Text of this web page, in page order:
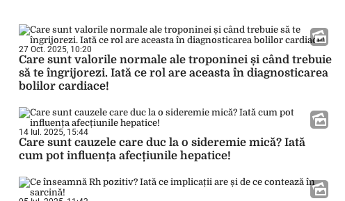
27 Oct. 2025, 10:20
Care sunt valorile normale ale troponinei și când trebuie
să te îngrijorezi. Iată ce rol are aceasta în diagnosticarea
bolilor cardiace!
14 Iul. 2025, 15:44
Care sunt cauzele care duc la o sideremie mică? Iată
cum pot influența afecțiunile hepatice!